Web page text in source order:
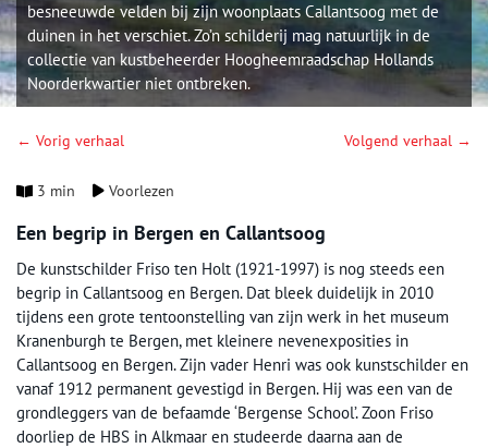
besneeuwde velden bij zijn woonplaats Callantsoog met de
duinen in het verschiet. Zo’n schilderij mag natuurlijk in de
collectie van kustbeheerder Hoogheemraadschap Hollands
Noorderkwartier niet ontbreken.
← Vorig verhaal Volgend verhaal →
3 min Voorlezen
Een begrip in Bergen en Callantsoog
De kunstschilder Friso ten Holt (1921-1997) is nog steeds een
begrip in Callantsoog en Bergen. Dat bleek duidelijk in 2010
tijdens een grote tentoonstelling van zijn werk in het museum
Kranenburgh te Bergen, met kleinere nevenexposities in
Callantsoog en Bergen. Zijn vader Henri was ook kunstschilder en
vanaf 1912 permanent gevestigd in Bergen. Hij was een van de
grondleggers van de befaamde ‘Bergense School’. Zoon Friso
doorliep de HBS in Alkmaar en studeerde daarna aan de